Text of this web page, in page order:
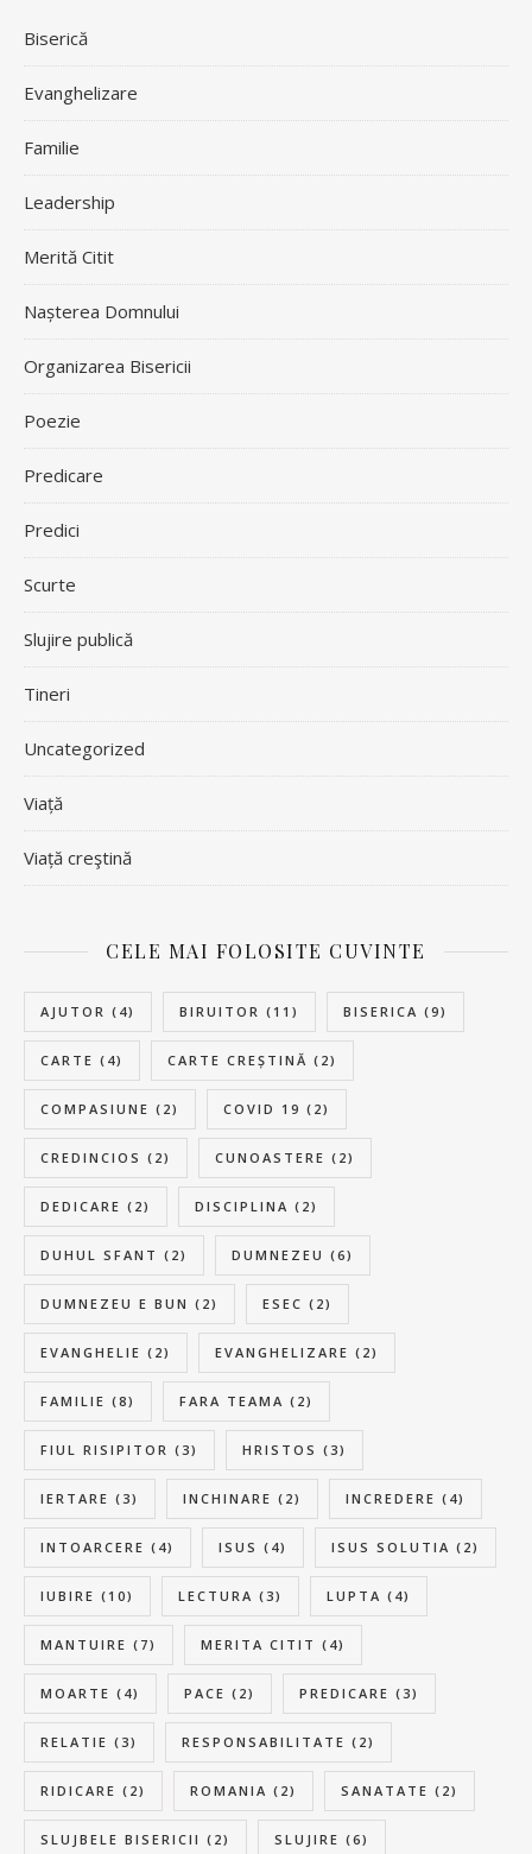
Biserică
Evanghelizare
Familie
Leadership
Merită Citit
Nașterea Domnului
Organizarea Bisericii
Poezie
Predicare
Predici
Scurte
Slujire publică
Tineri
Uncategorized
Viață
Viață creştină
CELE MAI FOLOSITE CUVINTE
AJUTOR (4) BIRUITOR (11) BISERICA (9)
CARTE (4) CARTE CREȘTINĂ (2)
COMPASIUNE (2) COVID 19 (2)
CREDINCIOS (2) CUNOASTERE (2)
DEDICARE (2) DISCIPLINA (2)
DUHUL SFANT (2) DUMNEZEU (6)
DUMNEZEU E BUN (2) ESEC (2)
EVANGHELIE (2) EVANGHELIZARE (2)
FAMILIE (8) FARA TEAMA (2)
FIUL RISIPITOR (3) HRISTOS (3)
IERTARE (3) INCHINARE (2) INCREDERE (4)
INTOARCERE (4) ISUS (4) ISUS SOLUTIA (2)
IUBIRE (10) LECTURA (3) LUPTA (4)
MANTUIRE (7) MERITA CITIT (4)
MOARTE (4) PACE (2) PREDICARE (3)
RELATIE (3) RESPONSABILITATE (2)
RIDICARE (2) ROMANIA (2) SANATATE (2)
SLUJBELE BISERICII (2) SLUJIRE (6)